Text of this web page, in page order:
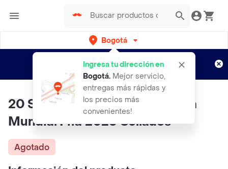
Bogotá
Ingresa tu dirección en
Bogotá. Mejor servicio,
entregas más rápidas y
los precios más
convenientes!
envíos gratis por semanas
Aplican TyC
20 Sobres Panini Original Copa
Mundial Fifa 2026 Sellados
Agotado